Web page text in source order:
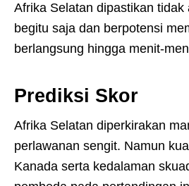
Afrika Selatan dipastikan tidak
begitu saja dan berpotensi
berlangsung hingga menit-
Prediksi Skor
Afrika Selatan diperkirakan
perlawanan sengit. Namun
Kanada serta kedalaman